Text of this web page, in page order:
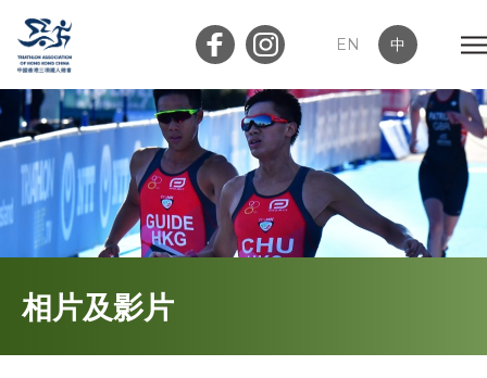
EN 中
會員登入 屬會登入
首頁
相片及影片